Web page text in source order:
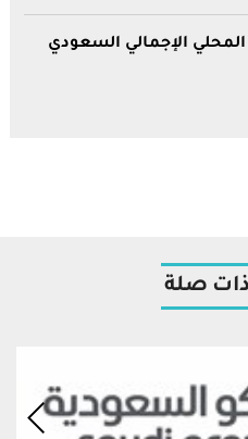
المحلي الإجمالي السعودي
صلة